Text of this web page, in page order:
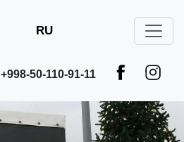
RU
+998-50-110-91-11